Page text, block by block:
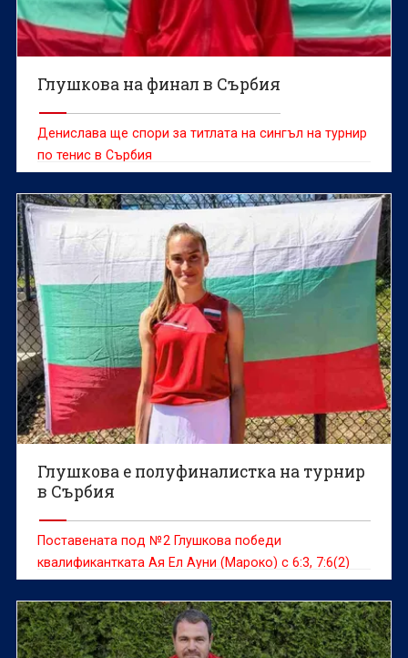
Глушкова на финал в Сърбия
Денислава ще спори за титлата на сингъл на турнир
по тенис в Сърбия
Глушкова е полуфиналистка на турнир
в Сърбия
Поставената под №2 Глушкова победи
квалификантката Ая Ел Ауни (Мароко) с 6:3, 7:6(2)